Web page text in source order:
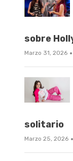
sobre
Marzo 31, 2026 ·
solitario
Marzo 25, 2026 ·